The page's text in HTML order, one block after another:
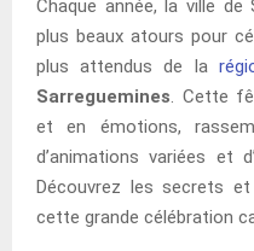
Chaque année, la ville
plus beaux atours pour
plus attendus de la
Sarreguemines. Cette
et en émotions,
d’animations variées et
Découvrez les secrets
cette grande célébration